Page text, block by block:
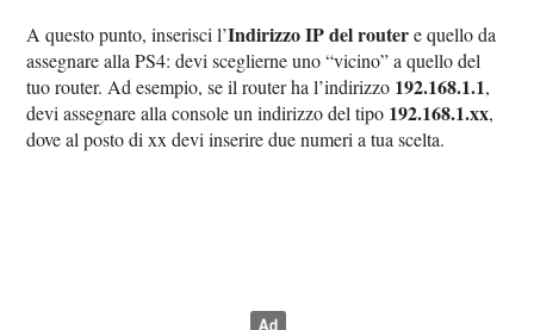
A questo punto, inserisci l’Indirizzo IP del routere quello da
assegnare alla PS4: devi sceglierne uno “vicino” a quello del
tuo router. Ad esempio, se il router ha l’indirizzo 192.168.1.1,
devi assegnare alla console un indirizzo del tipo 192.168.1.xx,
dove al posto di xx devi inserire due numeri a tua scelta.